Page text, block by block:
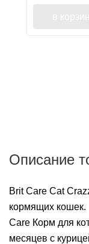
Описание
Brit Care Cat
кормящих кошек.
Care Корм для
месяцев с